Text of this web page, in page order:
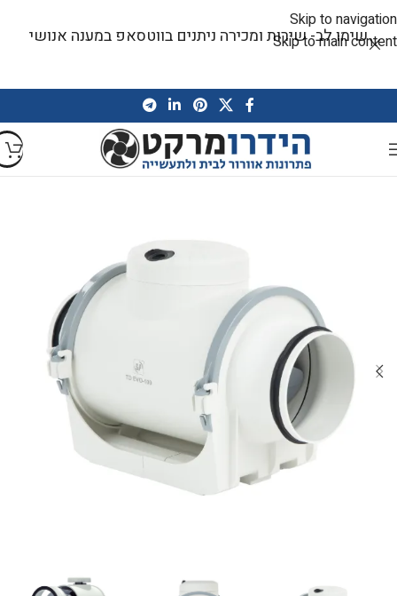
Skip to navigation
Skip to main content
שימו לב- שירות ומכירה ניתנים בווטסאפ במענה אנושי